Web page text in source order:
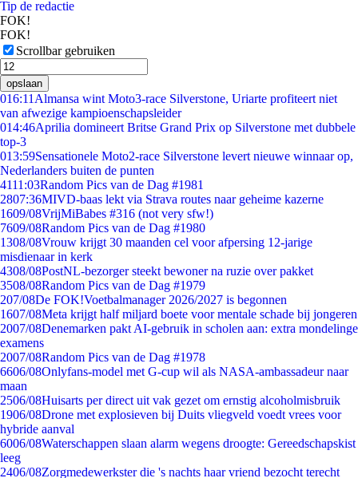
Tip de redactie
FOK!
FOK!
Scrollbar gebruiken
opslaan
016:11 Almansa wint Moto3-race Silverstone, Uriarte profiteert niet
van afwezige kampioenschapsleider
014:46Aprilia domineert Britse Grand Prix op Silverstone met dubbele
top-3
013:59Sensationele Moto2-race Silverstone levert nieuwe winnaar op,
Nederlanders buiten de punten
4111:03Random Pics van de Dag #1981
2807:36MIVD-baas lekt via Strava routes naar geheime kazerne
1609/08VrijMiBabes #316 (not very sfw!)
7609/08Random Pics van de Dag #1980
1308/08Vrouw krijgt 30 maanden cel voor afpersing 12-jarige
misdienaar in kerk
4308/08PostNL-bezorger steekt bewoner na ruzie over pakket
3508/08Random Pics van de Dag #1979
207/08De FOK!Voetbalmanager 2026/2027 is begonnen
1607/08Meta krijgt half miljard boete voor mentale schade bij jongeren
2007/08Denemarken pakt AI-gebruik in scholen aan: extra mondelinge
examens
2007/08Random Pics van de Dag #1978
6606/08Onlyfans-model met G-cup wil als NASA-ambassadeur naar
maan
2506/08Huisarts per direct uit vak gezet om ernstig alcoholmisbruik
1906/08Drone met explosieven bij Duits vliegveld voedt vrees voor
hybride aanval
6006/08Waterschappen slaan alarm wegens droogte: Gereedschapskist
leeg
2406/08Zorgmedewerkster die 's nachts haar vriend bezocht terecht